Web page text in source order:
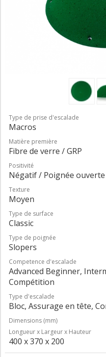
Type de prise d'escalade
Macros
Matière première
Fibre de verre / GRP
Positivité
Négatif / Poignée ouverte
Texture
Moyen
Type de surface
Classic
Type de poignée
Slopers
Competence d'escalade
Advanced Beginner,
Compétition
Type d'escalade
Bloc, Assurage en tête,
Dimensions (mm)
Longueur x Largeur x Hauteur
400 x 370 x 200